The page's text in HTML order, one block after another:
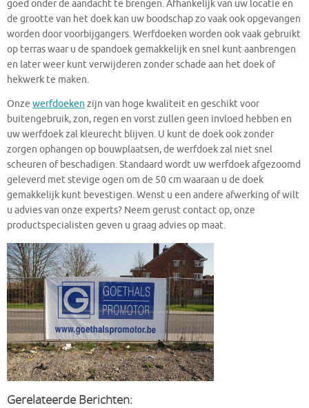
goed onder de aandacht te brengen. Afhankelijk van uw locatie en
de grootte van het doek kan uw boodschap zo vaak ook opgevangen
worden door voorbijgangers. Werfdoeken worden ook vaak gebruikt
op terras waar u de spandoek gemakkelijk en snel kunt aanbrengen
en later weer kunt verwijderen zonder schade aan het doek of
hekwerk te maken.
Onze werfdoeken zijn van hoge kwaliteit en geschikt voor
buitengebruik, zon, regen en vorst zullen geen invloed hebben en
uw werfdoek zal kleurecht blijven. U kunt de doek ook zonder
zorgen ophangen op bouwplaatsen, de werfdoek zal niet snel
scheuren of beschadigen. Standaard wordt uw werfdoek afgezoomd
geleverd met stevige ogen om de 50 cm waaraan u de doek
gemakkelijk kunt bevestigen. Wenst u een andere afwerking of wilt
u advies van onze experts? Neem gerust contact op, onze
productspecialisten geven u graag advies op maat.
Gerelateerde Berichten: